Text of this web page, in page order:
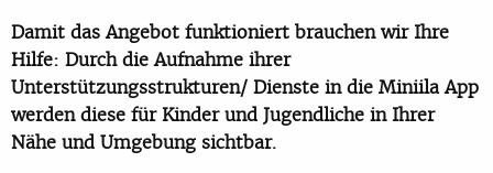
Damit das Angebot funktioniert brauchen wir Ihre
Hilfe: Durch die Aufnahme ihrer
Unterstützungsstrukturen/ Dienste in die Miniila App
werden diese für Kinder und Jugendliche in Ihrer
Nähe und Umgebung sichtbar.